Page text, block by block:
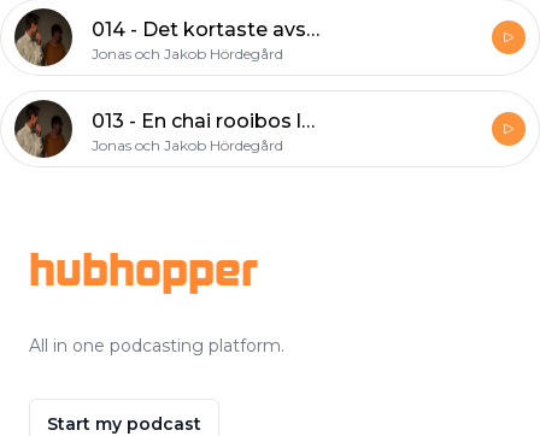
014 - Det kortaste avsnittet
Jonas och Jakob Hördegård
013 - En chai rooibos latte
Jonas och Jakob Hördegård
hubhopper
All in one podcasting platform.
Start my podcast